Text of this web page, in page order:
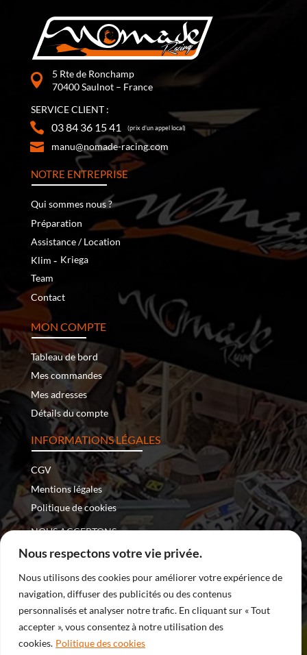
Nous respectons votre vie privée.
Nous utilisons des cookies pour améliorer votre expérience de
navigation, diffuser des publicités ou des contenus
personnalisés et analyser notre trafic. En cliquant sur « Tout
accepter », vous consentez à notre utilisation des
cookies. Politique des cookies
5 Rte de Ronchamp
70400 Saulnot – France
SERVICE CLIENT :
03 84 36 15 41 (prix d’un appel local)
manu@nomade-racing.com
NOTRE ENTREPRISE
Qui sommes nous ?
Préparation
Assistance / Location
Klim ‐ Kriega
Team
Contact
MON COMPTE
Tableau de bord
Mes commandes
Mes adresses
Détails du compte
INFORMATIONS LÉGALES
CGV
Mentions légales
Politique de cookies
NOUS ACCEPTONS :
Copyright © 2026 – Nomade Racing | Tous droits réservés
| Site internet développé parDreamProduction